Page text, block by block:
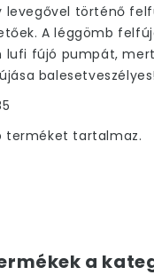
levegővel történő
A léggömb
lufi fújó pumpát,
balesetveszélyes!
terméket tartalmaz.
a